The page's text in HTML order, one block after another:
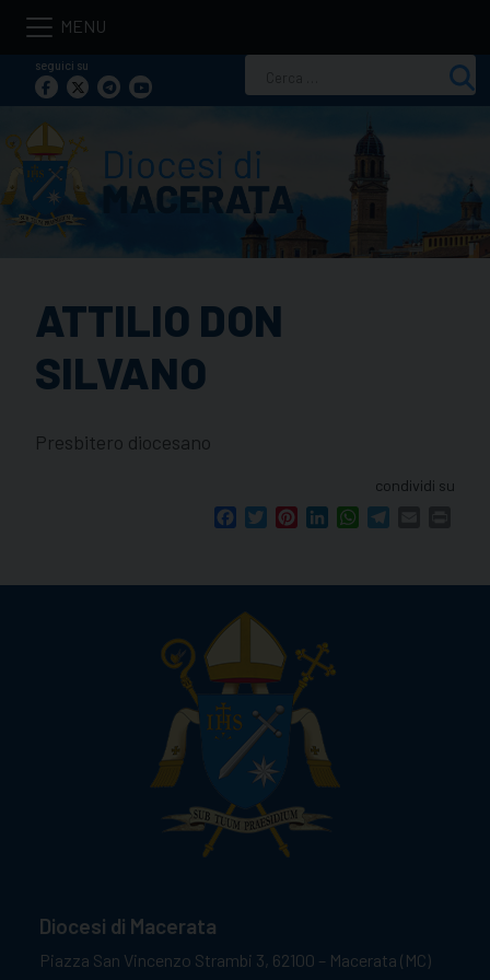
Skip
contentseguici su
per:
ATTILIO DON
SILVANO
Presbitero diocesano
condividi su
FacebookTwitterPinterestLinkedInWhatsApp
Diocesi di Macerata
Piazza San Vincenzo Strambi 3, 62100 – Macerata (MC)